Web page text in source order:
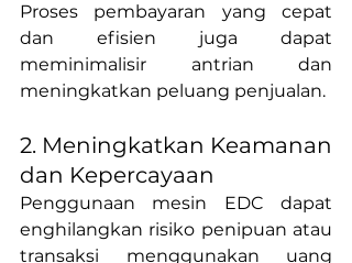
Proses pembayaran yang cepat
dan efisien juga dapat
meminimalisir antrian dan
meningkatkan peluang penjualan.
2. Meningkatkan Keamanan
dan Kepercayaan
Penggunaan mesin EDC dapat
enghilangkan risiko penipuan atau
transaksi menggunakan uang